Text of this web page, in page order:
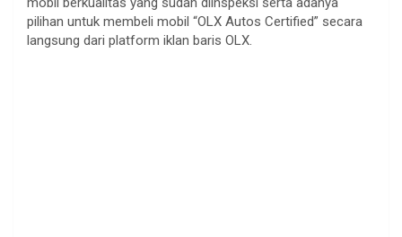
pilihan untuk membeli mobil “OLX Autos Certified” secara
langsung dari platform iklan baris OLX.